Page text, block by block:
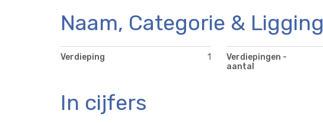
Naam, Categorie & Ligging
Verdieping 1
Verdiepingen -
aantal
In cijfers